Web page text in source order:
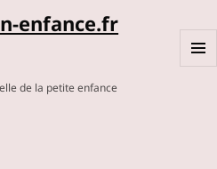
enfance.fr
de la petite enfance